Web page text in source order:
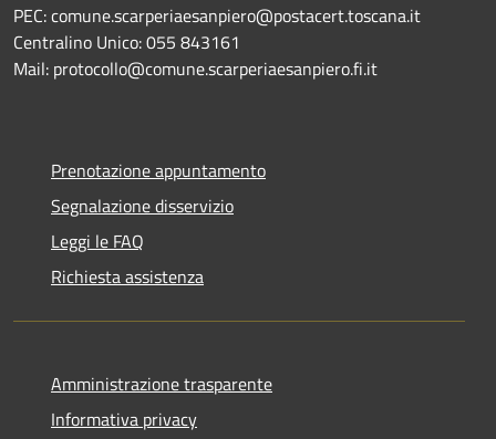
PEC: comune.scarperiaesanpiero@postacert.toscana.it
Centralino Unico: 055 843161
Mail: protocollo@comune.scarperiaesanpiero.fi.it
Prenotazione appuntamento
Segnalazione disservizio
Leggi le FAQ
Richiesta assistenza
Amministrazione trasparente
Informativa privacy